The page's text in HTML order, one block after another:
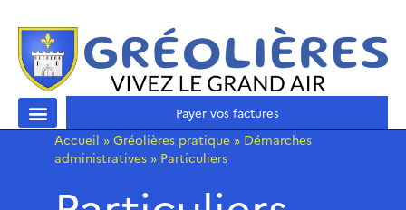
Payer vos factures
Accueil » Gréolières pratique » Démarches
administratives » Particuliers